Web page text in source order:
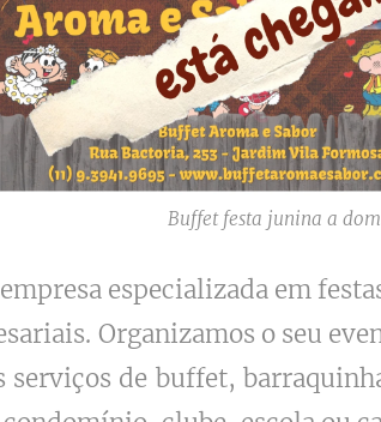
Buffet festa junina a
especializada em
Organizamos o seu
serviços de buffet,